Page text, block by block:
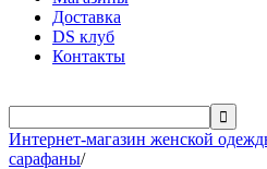
Доставка
DS клуб
Контакты

Интернет-магазин женской
сарафаны/